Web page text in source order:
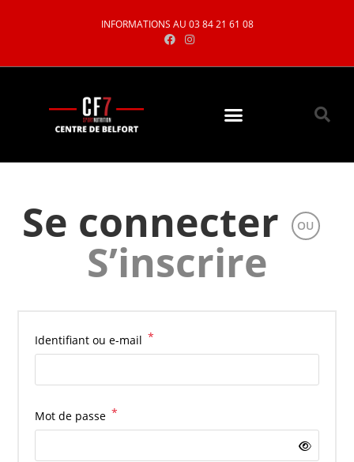
INFORMATIONS AU 03 84 21 61 08
Se connecter OU
S’inscrire
Identifiant ou e-mail *
Mot de passe *